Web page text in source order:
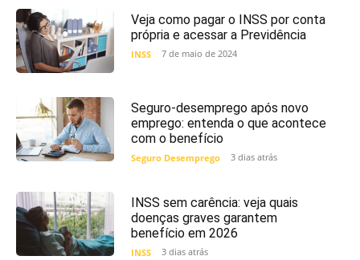
Veja como pagar o INSS por conta
própria e acessar a Previdência
INSS 7 de maio de 2024
Seguro-desemprego após novo
emprego: entenda o que acontece
com o benefício
Seguro Desemprego 3 dias atrás
INSS sem carência: veja quais
doenças graves garantem
benefício em 2026
INSS 3 dias atrás